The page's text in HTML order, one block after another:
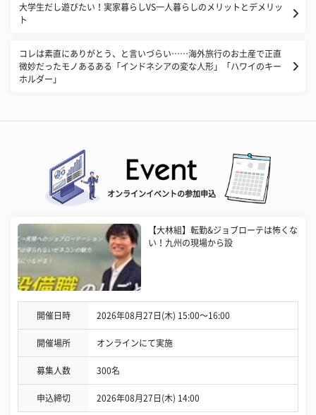
大学生だし遊びたい！実家暮らしVS一人暮らしのメリットとデメリッ
ト
コレは素直にありがとう、と言いづらい……海外旅行のお土産で正直
微妙だったモノあるある「インドネシアの変な人形」「ハワイのキー
ホルダー」
オンラインイベントの参加申込
【大林組】転勤&ジョブローテは怖くな
い！九州の現場から設
開催日時 2026年08月27日(木) 15:00〜16:00
開催場所 オンラインにて実施
募集人数 300名
申込締切 2026年08月27日(木) 14:00